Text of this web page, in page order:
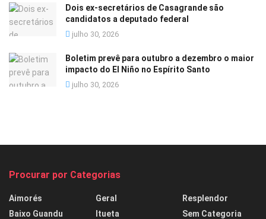
Dois ex-secretários de Casagrande são
candidatos a deputado federal
julho 30, 2026
Boletim prevê para outubro a dezembro o maior
impacto do El Niño no Espírito Santo
julho 30, 2026
Procurar por Categorias
Aimorés
Baixo Guandu
Geral
Itueta
Resplendor
Sem Categoria